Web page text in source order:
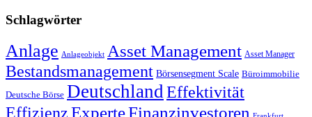
Schlagwörter
Anlage Anlageobjekt Asset Management Asset Manager
Bestandsmanagement Börsensegment Scale Büroimmobilie
Deutsche Börse DeutschlandEffektivität
EffizienzExperteFinanzinvestoren